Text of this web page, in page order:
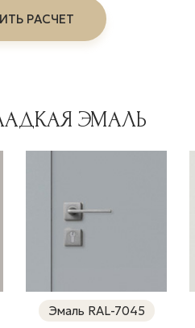
РАСЧЕТ
ЭМАЛЬ
Эмаль RAL-7045